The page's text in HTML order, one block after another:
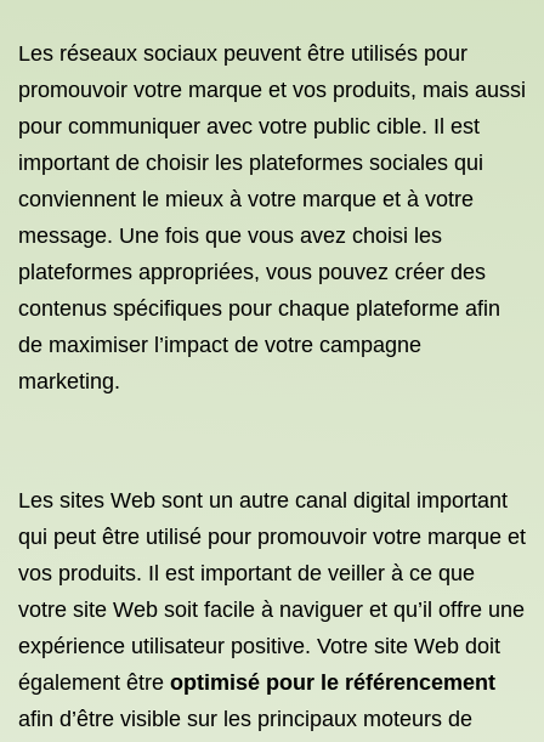
Les réseaux sociaux peuvent être utilisés pour
promouvoir votre marque et vos produits, mais aussi
pour communiquer avec votre public cible. Il est
important de choisir les plateformes sociales qui
conviennent le mieux à votre marque et à votre
message. Une fois que vous avez choisi les
plateformes appropriées, vous pouvez créer des
contenus spécifiques pour chaque plateforme afin
de maximiser l’impact de votre campagne
marketing.
Les sites Web sont un autre canal digital important
qui peut être utilisé pour promouvoir votre marque et
vos produits. Il est important de veiller à ce que
votre site Web soit facile à naviguer et qu’il offre une
expérience utilisateur positive. Votre site Web doit
également être optimisé pour le référencement
afin d’être visible sur les principaux moteurs de